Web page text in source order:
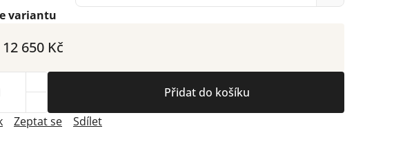
12 650 Kč
variantu
Přidat do košíku
Zeptat se Sdílet